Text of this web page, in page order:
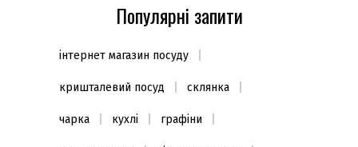
Популярні запити
інтернет магазин посуду
кришталевий посуд склянка
чарка кухлі графіни